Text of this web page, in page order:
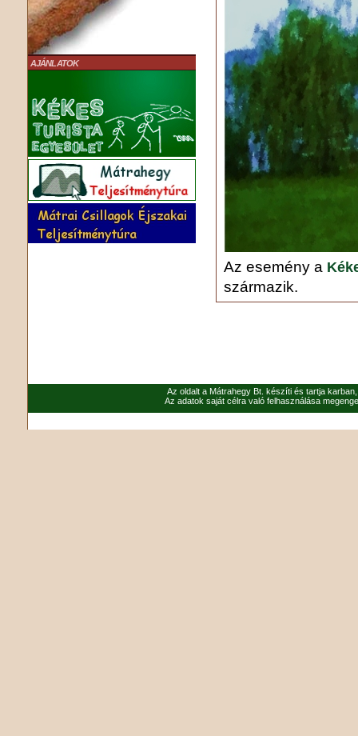
AJÁNLATOK
Az esemény a
származik.
Az oldalt a Mátrahegy Bt. készíti és tartja
Az adatok saját célra való felhasználása